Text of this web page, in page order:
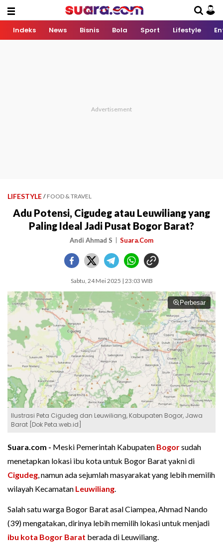
Indeks News Bisnis Bola Sport Lifestyle
LIFESTYLE / FOOD & TRAVEL
Adu Potensi, Cigudeg atau Leuwiliang yang
Paling Ideal Jadi Pusat Bogor Barat?
Andi Ahmad S Suara.Com
Sabtu, 24 Mei 2025 | 23:03 WIB
Perbesar
Ilustrasi Peta Cigudeg dan Leuwiliang, Kabupaten Bogor, Jawa
Barat [Dok Peta.web.id]
Suara.com - Meski Pemerintah Kabupaten Bogorsudah
menetapkan lokasi ibu kota untuk Bogor Barat yakni di
Cigudeg, namun ada sejumlah masyarakat yang lebih memilih
wilayah Kecamatan Leuwiliang.
Salah satu warga Bogor Barat asal Ciampea, Ahmad Nando
(39) mengatakan, dirinya lebih memilih lokasi untuk menjadi
ibu kota Bogor Barat berada di Leuwiliang.